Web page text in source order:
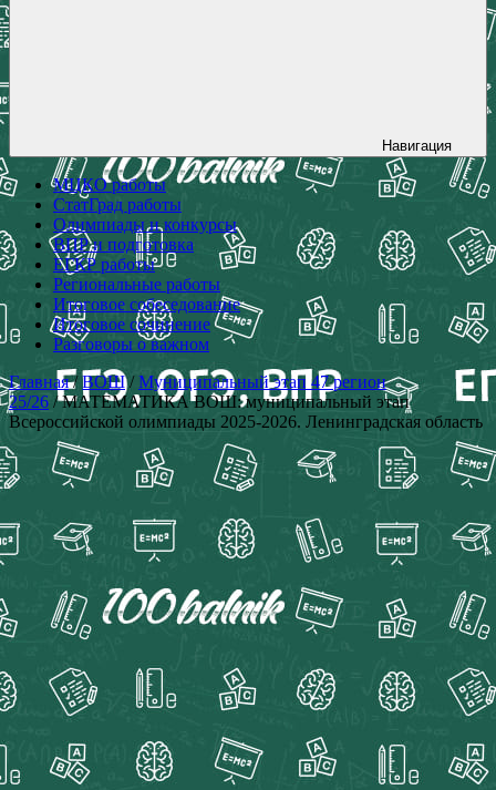
Навигация
МЦКО работы
СтатГрад работы
Олимпиады и конкурсы
ВПР и подготовка
ЕГКР работы
Региональные работы
Итоговое собеседование
Итоговое сочинение
Разговоры о важном
Главная/ВОШ/Муниципальный этап 47 регион
25/26 / МАТЕМАТИКА ВОШ: муниципальный этап
Всероссийской олимпиады 2025-2026. Ленинградская область